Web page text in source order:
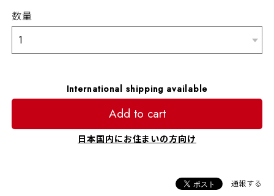
数量
International shipping available
Add to cart
日本国内にお住まいの方向け
通報する